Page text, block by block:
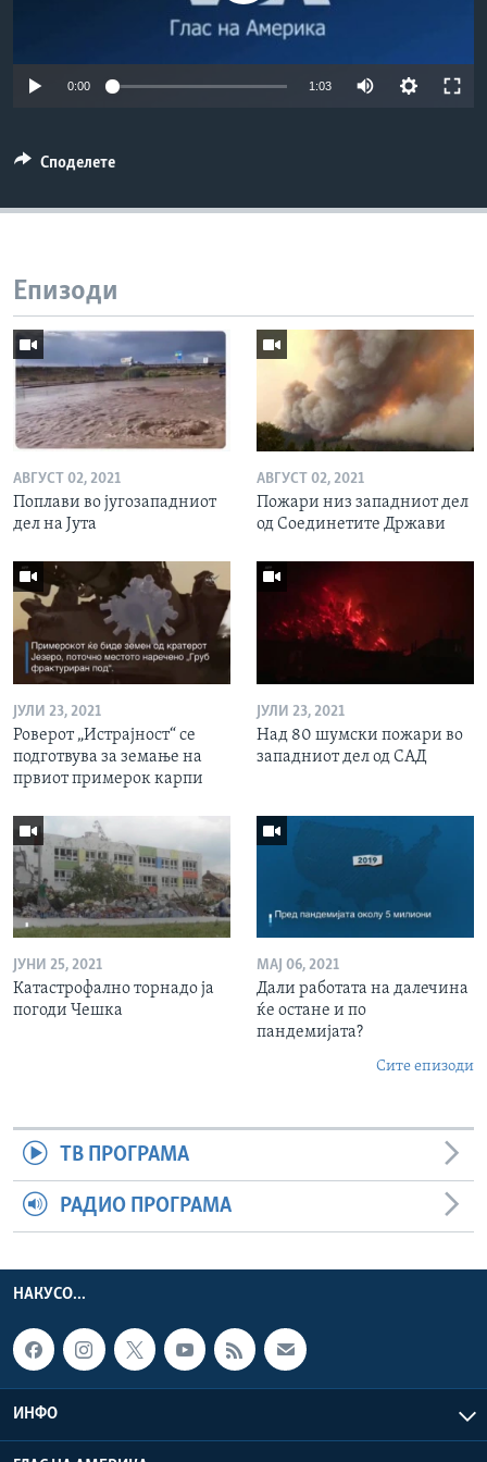
0:00 1:03
Споделете
Епизоди
АВГУСТ 02, 2021
Поплави во југозападниот
дел на Јута
АВГУСТ 02, 2021
Пожари низ западниот дел
од Соединетите Држави
ЈУЛИ 23, 2021
Роверот „Истрајност“ се
подготвува за земање на
првиот примерок карпи
ЈУЛИ 23, 2021
Над 80 шумски пожари во
западниот дел од САД
ЈУНИ 25, 2021
Катастрофално торнадо ја
погоди Чешка
МАЈ 06, 2021
Дали работата на далечина
ќе остане и по
пандемијата?
Сите епизоди
ТВ ПРОГРАМА
РАДИО ПРОГРАМА
НАКУСО...
ИНФО